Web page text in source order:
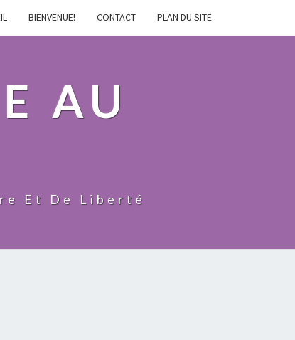
BIENVENUE! CONTACT PLAN DU SITE
AU
Et De Liberté